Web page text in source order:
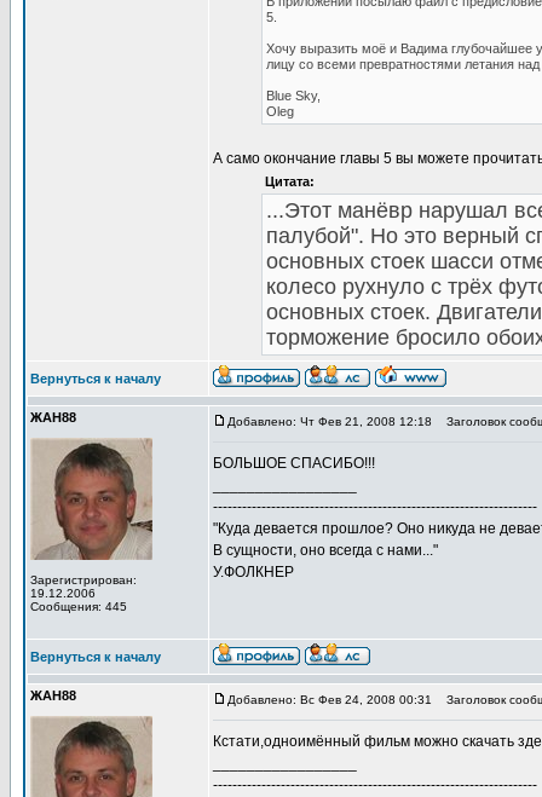
5.
Хочу выразить моё и Вадима глубочайшее
лицу со всеми превратностями летания
Blue Sky,
Oleg
А само окончание главы 5 вы можете
Цитата:
...Этот манёвр нарушал
палубой". Но это верный
основных стоек шасси
колесо рухнуло с трёх
основных стоек.
торможение бросило
Вернуться к началу
ЖАН88
Зарегистрирован:
19.12.2006
Сообщения: 445
Добавлено: Чт Фев 21, 2008 12:18 Заголовок
БОЛЬШОЕ СПАСИБО!!!
-------------------------------------------------------------------
"Куда девается прошлое? Оно никуда не
В сущности, оно всегда с нами..."
У.ФОЛКНЕР
Вернуться к началу
ЖАН88 Добавлено: Вс Фев 24, 2008 00:31 Заголовок
Кстати,одноимённый фильм можно скачать
-------------------------------------------------------------------